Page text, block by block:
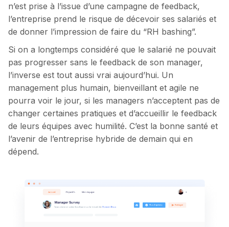
n’est prise à l’issue d’une campagne de feedback,
l’entreprise prend le risque de décevoir ses salariés et
de donner l’impression de faire du “RH bashing”.
Si on a longtemps considéré que le salarié ne pouvait
pas progresser sans le feedback de son manager,
l’inverse est tout aussi vrai aujourd’hui. Un
management plus humain, bienveillant et agile ne
pourra voir le jour, si les managers n’acceptent pas de
changer certaines pratiques et d’accueillir le feedback
de leurs équipes avec humilité. C’est la bonne santé et
l’avenir de l’entreprise hybride de demain qui en
dépend.